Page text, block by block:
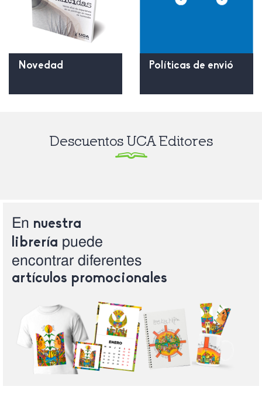
Novedad Políticas de envió
Descuentos UCA Editores
En nuestra
librería puede
encontrar diferentes
artículos promocionales